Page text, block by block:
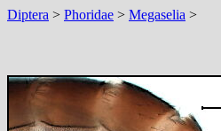
Diptera > Phoridae > Megaselia >